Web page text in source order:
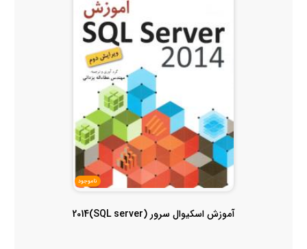
ناموجود
آموزش اسکیوال سرور (SQL server)2014